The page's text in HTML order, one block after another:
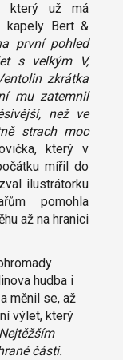
který už má
kapely Bert &
první pohled
s velkým V,
zkrátka
mu zatemnil
než ve
strach moc
který v
mířil do
ilustrátorku
pomohla
až na hranici
hudba i
měnil se, až
výlet, který
části.